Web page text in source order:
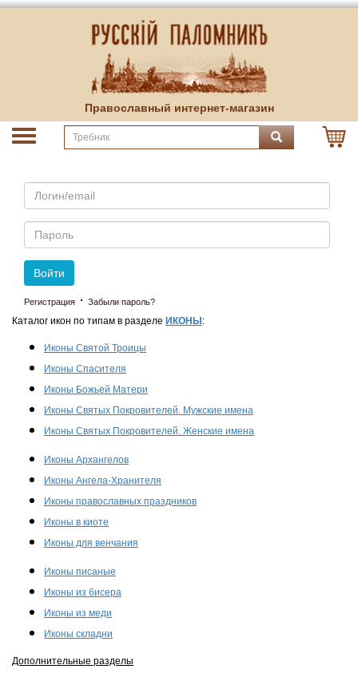
Православный интернет-магазин
Email
Пароль
Войти
Регистрация · Забыли пароль?
Каталог икон по типам в разделе ИКОНЫ :
Иконы Святой Троицы
Иконы Спасителя
Иконы Божьей Матери
Иконы Святых Покровителей. Мужские имена
Иконы Святых Покровителей. Женские имена
Иконы Архангелов
Иконы Ангела-Хранителя
Иконы православных праздников
Иконы в киоте
Иконы для венчания
Иконы писаные
Иконы из бисера
Иконы из меди
Иконы складни
Дополнительные разделы